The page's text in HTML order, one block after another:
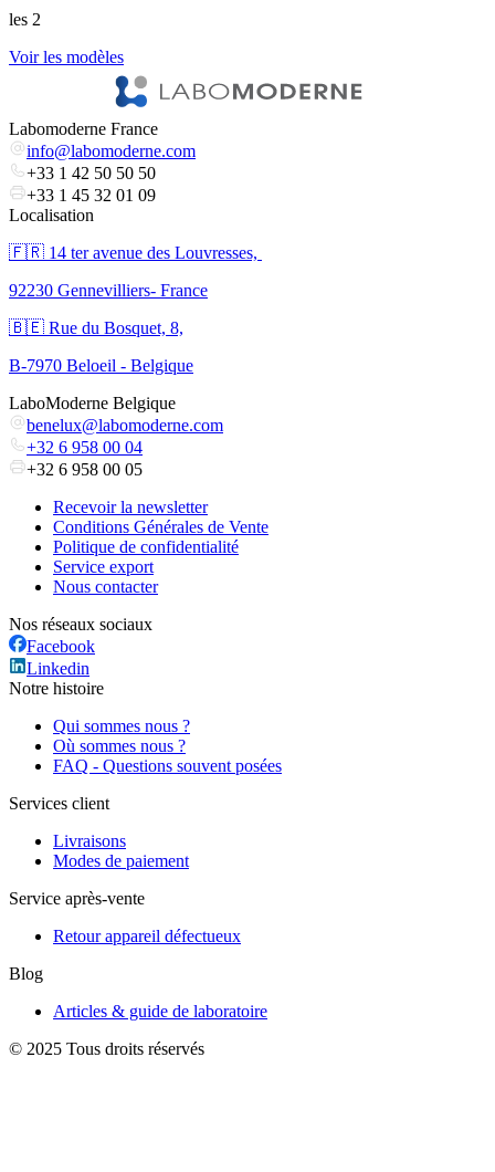
les 2
Voir les modèles
Labomoderne France
info@labomoderne.com
+33 1 42 50 50 50
+33 1 45 32 01 09
Localisation
🇫🇷 ​14 ter avenue des Louvresses,
92230 Gennevilliers- France
🇧🇪 Rue du Bosquet, 8,
B-7970 Beloeil - Belgique
LaboModerne Belgique
benelux@labomoderne.com
+32 6 958 00 04
+32 6 958 00 05
Recevoir la newsletter
Conditions Générales de Vente
Politique de confidentialité
Service export
Nous contacter
Nos réseaux sociaux
Facebook
Linkedin
Notre histoire
Qui sommes nous ?
Où sommes nous ?
FAQ - Questions souvent posées
Services client
Livraisons
Modes de paiement
Service après-vente
Retour appareil défectueux
Blog
Articles & guide de laboratoire
© 2025 Tous droits réservés